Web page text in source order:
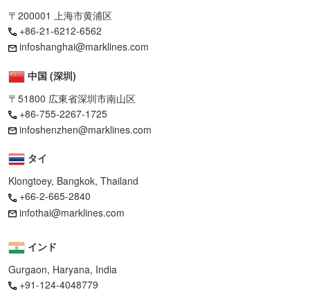
〒200001 上海市黄浦区
+86-21-6212-6562
infoshanghai@marklines.com
中国 (深圳)
〒51800 広東省深圳市南山区
+86-755-2267-1725
infoshenzhen@marklines.com
タイ
Klongtoey, Bangkok, Thailand
+66-2-665-2840
infothai@marklines.com
インド
Gurgaon, Haryana, India
+91-124-4048779